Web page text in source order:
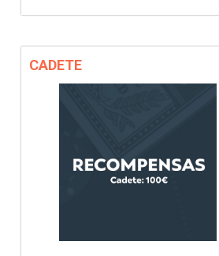
CADETE